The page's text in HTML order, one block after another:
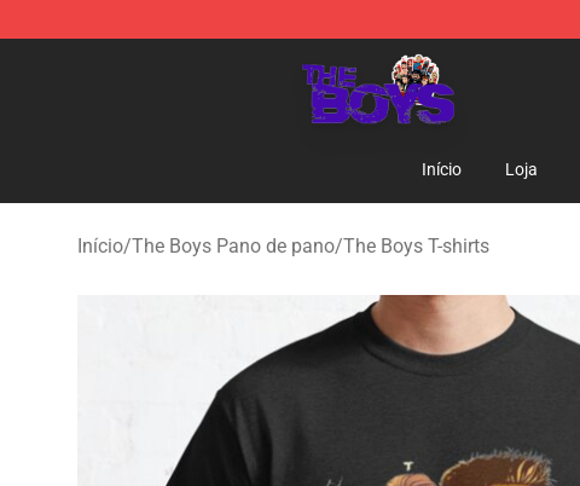
The Boys Store - Official The Boys Merchandise Shop
Início Loja
Início/The Boys Pano de pano/The Boys T-shirts